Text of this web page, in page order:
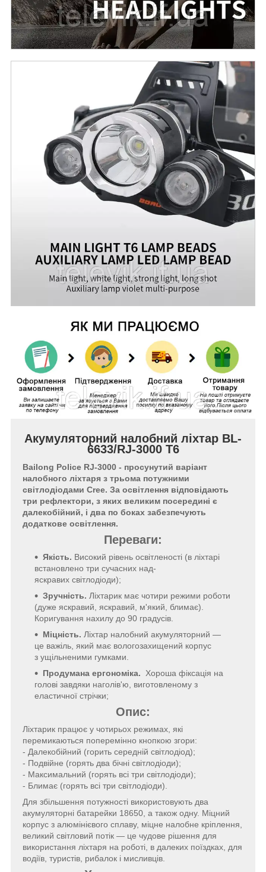
Акумуляторний налобний ліхтар BL-
6633/RJ-3000 T6
Bailong Police RJ-3000 - просунутий варіант
налобного ліхтаря з трьома потужними
світлодіодами Cree. За освітлення відповідають
три рефлектори, з яких великим посередині є
далекобійний, і два по боках забезпечують
додаткове освітлення.
Переваги:
Якість. Високий рівень освітленості (в ліхтарі
встановлено три сучасних над-
яскравих світлодіоди);
Зручність. Ліхтарик має чотири режими роботи
(дуже яскравий, яскравий, м'який, блимає).
Коригування нахилу до 90 градусів.
Міцність. Ліхтар налобний акумуляторний —
це важіль, який має вологозахищений корпус
з ущільненими гумками.
Продумана ергономіка. Хороша фіксація на
голові завдяки наголів'ю, виготовленому з
еластичної стрічки;
Опис:
Ліхтарик працює у чотирьох режимах, які
перемикаються поперемінно кнопкою згори:
- Далекобійний (горить середній світлодіод);
- Подвійне (горять два бічні світлодіоди);
- Максимальний (горять всі три світлодіоди);
- Блимає (горять всі три світлодіоди).
Для збільшення потужності використовують два
акумуляторні батарейки 18650, а також одну. Міцний
корпус з алюмінієвого сплаву, міцне налобне кріплення,
великий світловий потік — це чудове рішення для
використання ліхтаря на роботі, в далеких поїздках, для
водіїв, туристів, рибалок і мисливців.